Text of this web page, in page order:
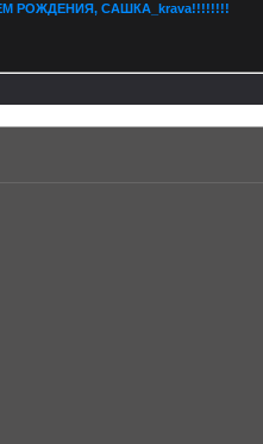
РОЖДЕНИЯ, САШКА_krava!!!!!!!!